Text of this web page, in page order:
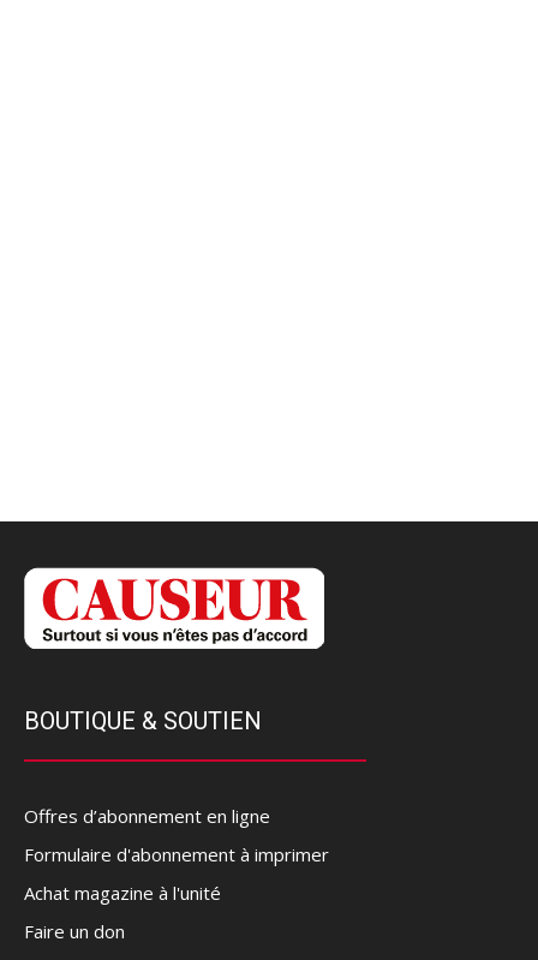
BOUTIQUE & SOUTIEN
Offres d’abonnement en ligne
Formulaire d'abonnement à imprimer
Achat magazine à l'unité
Faire un don